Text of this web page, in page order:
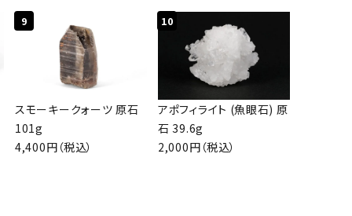
9
スモーキークォーツ 原石
101g
4,400円（税込）
10
アポフィライト (魚眼石) 原
石 39.6g
2,000円（税込）